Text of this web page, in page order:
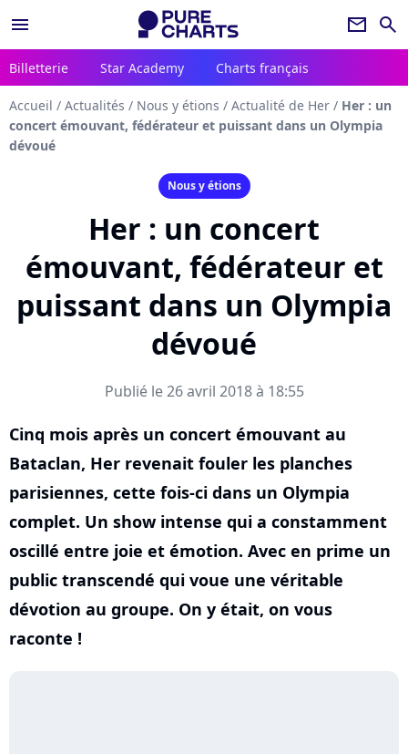
menu newsletter search
Billetterie Star Academy Charts français
Accueil / Actualités / Nous y étions / Actualité de Her / Her : un
concert émouvant, fédérateur et puissant dans un Olympia
dévoué
Nous y étions
Her : un concert
émouvant, fédérateur et
puissant dans un Olympia
dévoué
Publié le 26 avril 2018 à 18:55
Cinq mois après un concert émouvant au
Bataclan, Her revenait fouler les planches
parisiennes, cette fois-ci dans un Olympia
complet. Un show intense qui a constamment
oscillé entre joie et émotion. Avec en prime un
public transcendé qui voue une véritable
dévotion au groupe. On y était, on vous
raconte !